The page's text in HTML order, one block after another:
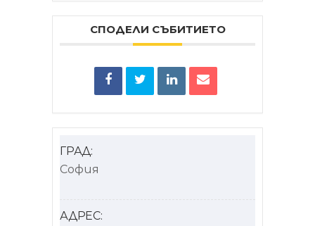
СПОДЕЛИ СЪБИТИЕТО
ГРАД:
София
АДРЕС: